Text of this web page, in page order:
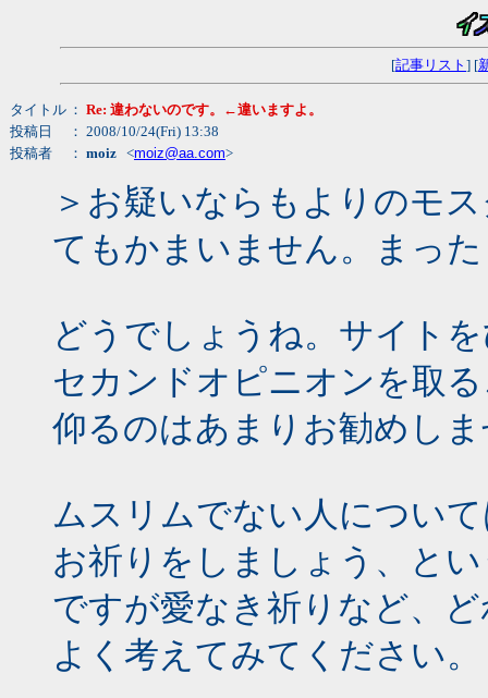
[記事リスト ] [
タイトル ： Re: 違わないのです。←違いますよ。
投稿日
： 2008/10/24(Fri) 13:38
投稿者
： moiz <moiz@aa.com>
＞お疑いならもよりのモ
てもかまいません。まっ
どうでしょうね。サイト
セカンドオピニオンを取
仰るのはあまりお勧めし
ムスリムでない人につい
お祈りをしましょう、と
ですが愛なき祈りなど、
よく考えてみてください。